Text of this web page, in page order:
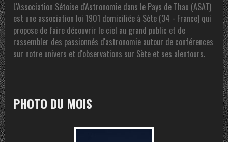
L'Association Sétoise d'Astronomie dans le Pays de Thau (ASAT)
est une association loi 1901 domiciliée à Sète (34 - France) qui
propose de faire découvrir le ciel au grand public et de
rassembler des passionnés d'astronomie autour de conférences
sur notre univers et d'observations sur Sète et ses alentours.
PHOTO DU MOIS